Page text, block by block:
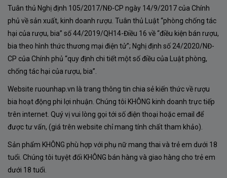
Tuân thủ Nghị định 105/2017/NĐ-CP ngày 14/9/2017 của Chính
phủ về sản xuất, kinh doanh rượu. Tuân thủ Luật “phòng chống tác
hại của rượu, bia” số 44/2019/QH14-Điều 16 về “điều kiện bán rượu,
bia theo hình thức thương mại điện tử”; Nghị định số 24/2020/NĐ-
CP của Chính phủ “quy định chi tiết một số điều của Luật phòng,
chống tác hại của rượu, bia”.
Website ruounhap.vn là trang thông tin chia sẻ kiến thức về rượu
bia hoạt động phi lợi nhuận. Chúng tôi KHÔNG kinh doanh trực tiếp
trên internet. Quý vị vui lòng gọi tới số điện thoại hoặc email để
được tư vấn, (giá trên website chỉ mang tính chất tham khảo).
Sản phẩm KHÔNG phù hợp với phụ nữ mang thai và trẻ em dưới 18
tuổi. Chúng tôi tuyệt đối KHÔNG bán hàng và giao hàng cho trẻ em
dưới 18 tuổi.